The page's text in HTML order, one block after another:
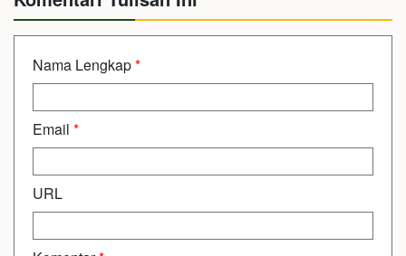
Nama Lengkap*
Email *
URL